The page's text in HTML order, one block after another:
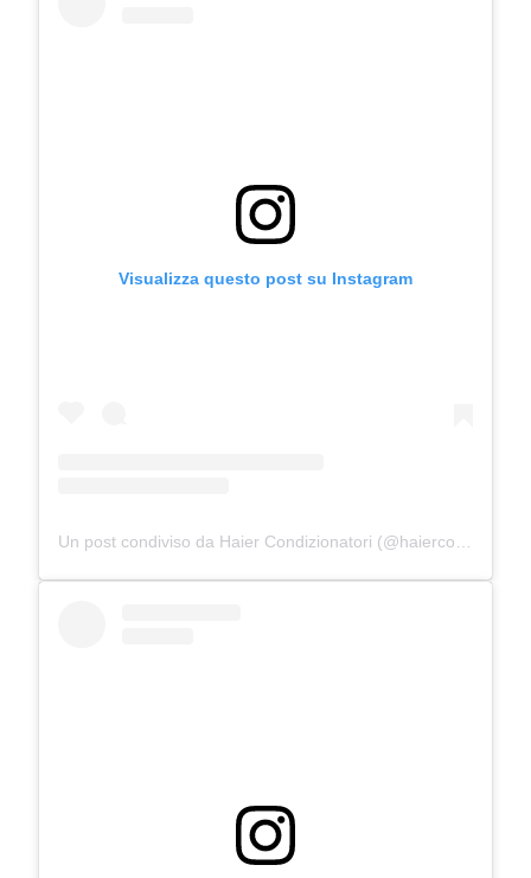
Visualizza questo post su Instagram
Un post condiviso da Haier Condizionatori (@haiercondizionatori)